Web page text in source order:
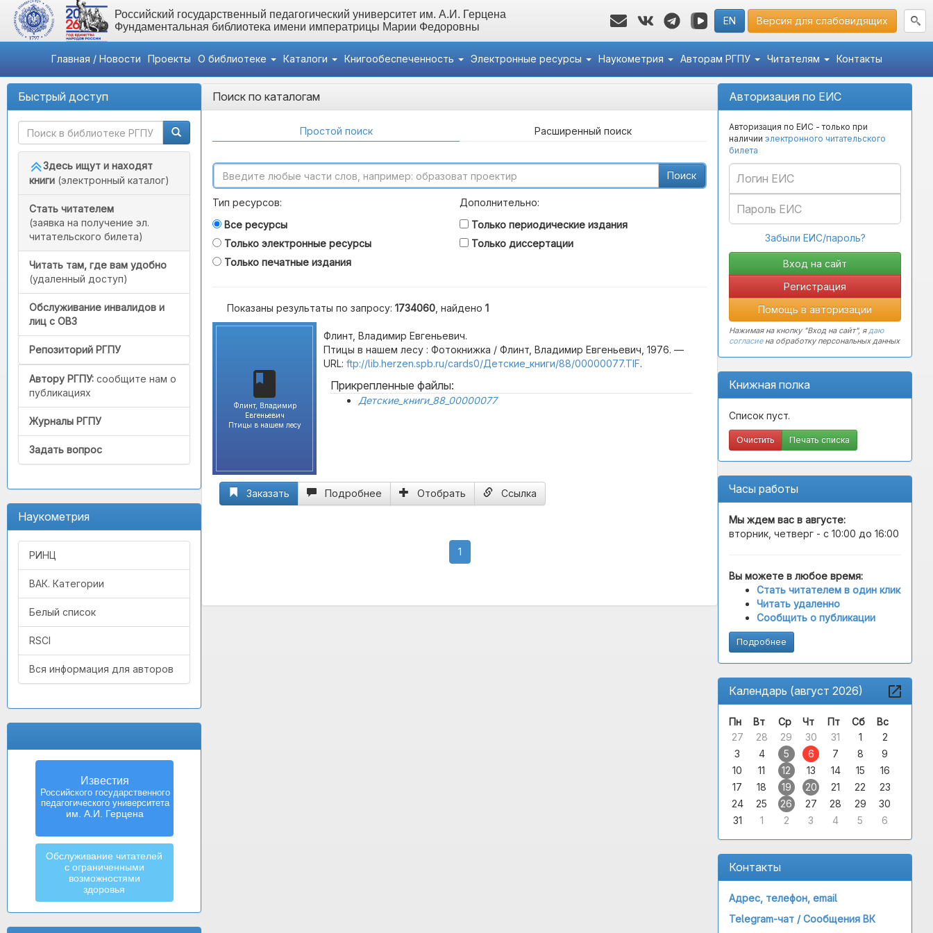
Российский государственный педагогический университет им. А.И. Герцена
Фундаментальная библиотека имени императрицы Марии Федоровны
EN Версия для слабовидящих
Главная / Новости Проекты О библиотеке Каталоги Книгообеспеченность Электронные ресурсы Наукометрия Авторам РГПУ Читателям Контакты
Быстрый доступ
Здесь ищут и находят
книги (электронный каталог)
Стать читателем
(заявка на получение эл.
читательского билета)
Читать там, где вам удобно
(удаленный доступ)
Обслуживание инвалидов и
лиц с ОВЗ
Репозиторий РГПУ
Автору РГПУ: сообщите нам о
публикациях
Журналы РГПУ
Задать вопрос
Наукометрия
РИНЦ
ВАК. Категории
Белый список
RSCI
Вся информация для авторов
Известия
Российского государственного
педагогического университета
им. А.И. Герцена
Обслуживание читателей
с ограниченными
возможностями
здоровья
Авторизация по ЕИС
Авторизация по ЕИС - только при
наличии электронного читательского
билета
Забыли ЕИС/пароль?
Регистрация
Помощь в авторизации
Нажимая на кнопку "Вход на сайт", ядаю
согласиена обработку персональных данных
Книжная полка
Список пуст.
Очистить Печать списка
Часы работы
Мы ждем вас в августе:
вторник, четверг - с 10:00 до 16:00
Вы можете в любое время:
Стать читателем в один клик
Читать удаленно
Сообщить о публикации
Подробнее
Календарь (август 2026)
Пн Вт Ср Чт Пт Сб
Вс
27
28 29 30 31 1
2
3
4 5 6 7 8
9
10
11 12 13 14 15
16
17
18 19 20 21 22
23
24
25 26 27 28 29
30
31
1 2 3 4 5 6
Контакты
Адрес, телефон, email
Telegram-чат /Сообщения ВК
Поиск по каталогам
Простой поиск Расширенный поиск
Поиск
Тип ресурсов:
Все ресурсы
Только электронные ресурсы
Только печатные издания
Дополнительно:
Только периодические издания
Только диссертации
Показаны результаты по запросу: 1734060 , найдено 1
Флинт, Владимир
Евгеньевич
Птицы в нашем лесу
Флинт, Владимир Евгеньевич.
Птицы в нашем лесу : Фотокнижка / Флинт, Владимир Евгеньевич, 1976. —
URL: ftp://lib.herzen.spb.ru/cards0/Детские_книги/88/00000077.TIF.
Прикрепленные файлы:
Детские_книги_88_00000077
Заказать Подробнее Отобрать Ссылка
1(current)